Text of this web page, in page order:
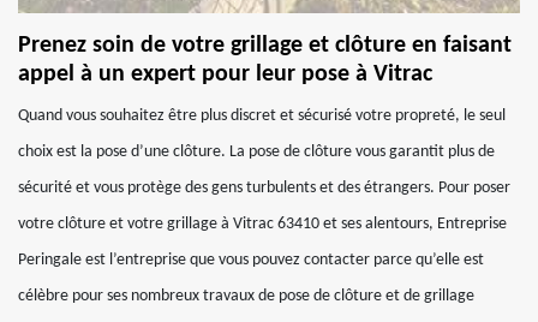
Prenez soin de votre grillage et clôture en faisant
appel à un expert pour leur pose à Vitrac
Quand vous souhaitez être plus discret et sécurisé votre propreté, le seul
choix est la pose d’une clôture. La pose de clôture vous garantit plus de
sécurité et vous protège des gens turbulents et des étrangers. Pour poser
votre clôture et votre grillage à Vitrac 63410 et ses alentours, Entreprise
Peringale est l’entreprise que vous pouvez contacter parce qu’elle est
célèbre pour ses nombreux travaux de pose de clôture et de grillage